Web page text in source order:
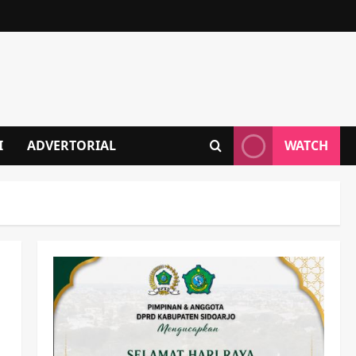
ADVERTORIAL WATCH